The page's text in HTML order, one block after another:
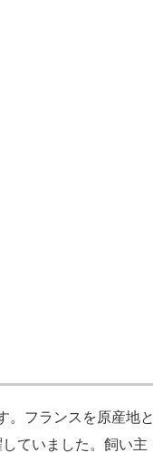
。フランスを原産地と
ていました。飼い主